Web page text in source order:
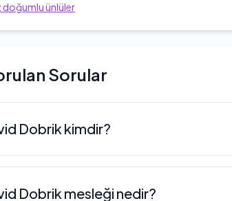
doğumlu ünlüler
Sorular
Dobrik kimdir?
Dobrik mesleği nedir?